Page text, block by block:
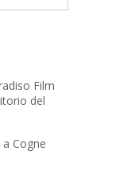
Film
del
Cogne